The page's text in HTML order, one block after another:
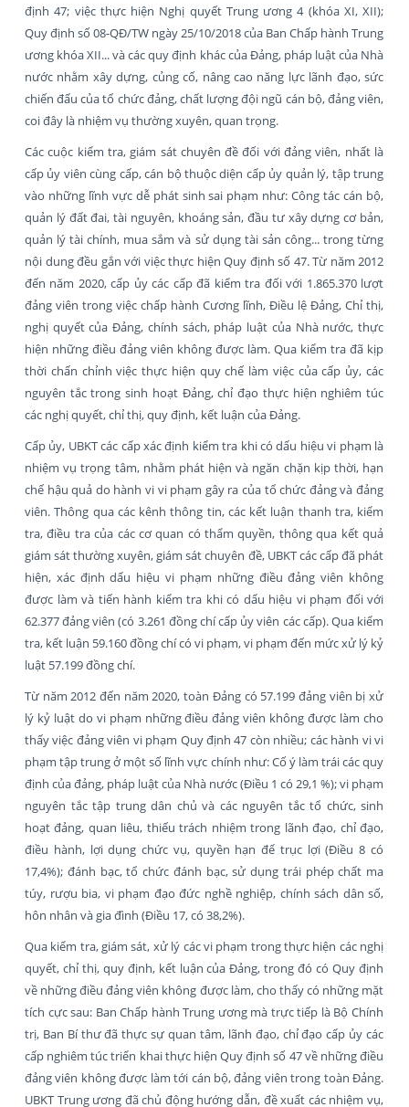
định 47; việc thực hiện Nghị quyết Trung ương 4 (khóa XI, XII);
Quy định số 08-QĐ/TW ngày 25/10/2018 của Ban Chấp hành Trung
ương khóa XII... và các quy định khác của Đảng, pháp luật của Nhà
nước nhằm xây dựng, củng cố, nâng cao năng lực lãnh đạo, sức
chiến đấu của tổ chức đảng, chất lượng đội ngũ cán bộ, đảng viên,
coi đây là nhiệm vụ thường xuyên, quan trọng.
Các cuộc kiểm tra, giám sát chuyên đề đối với đảng viên, nhất là
cấp ủy viên cùng cấp, cán bộ thuộc diện cấp ủy quản lý, tập trung
vào những lĩnh vực dễ phát sinh sai phạm như: Công tác cán bộ,
quản lý đất đai, tài nguyên, khoáng sản, đầu tư xây dựng cơ bản,
quản lý tài chính, mua sắm và sử dụng tài sản công... trong từng
nội dung đều gắn với việc thực hiện Quy định số 47. Từ năm 2012
đến năm 2020, cấp ủy các cấp đã kiểm tra đối với 1.865.370 lượt
đảng viên trong việc chấp hành Cương lĩnh, Điều lệ Đảng, Chỉ thị,
nghị quyết của Đảng, chính sách, pháp luật của Nhà nước, thực
hiện những điều đảng viên không được làm. Qua kiểm tra đã kịp
thời chấn chỉnh việc thực hiện quy chế làm việc của cấp ủy, các
nguyên tắc trong sinh hoạt Đảng, chỉ đạo thực hiện nghiêm túc
các nghị quyết, chỉ thị, quy định, kết luận của Đảng.
Cấp ủy, UBKT các cấp xác định kiểm tra khi có dấu hiệu vi phạm là
nhiệm vụ trọng tâm, nhằm phát hiện và ngăn chặn kịp thời, hạn
chế hậu quả do hành vi vi phạm gây ra của tổ chức đảng và đảng
viên. Thông qua các kênh thông tin, các kết luận thanh tra, kiểm
tra, điều tra của các cơ quan có thẩm quyền, thông qua kết quả
giám sát thường xuyên, giám sát chuyên đề, UBKT các cấp đã phát
hiện, xác định dấu hiệu vi phạm những điều đảng viên không
được làm và tiến hành kiểm tra khi có dấu hiệu vi phạm đối với
62.377 đảng viên (có 3.261 đồng chí cấp ủy viên các cấp). Qua kiểm
tra, kết luận 59.160 đồng chí có vi phạm, vi phạm đến mức xử lý kỷ
luật 57.199 đồng chí.
Từ năm 2012 đến năm 2020, toàn Đảng có 57.199 đảng viên bị xử
lý kỷ luật do vi phạm những điều đảng viên không được làm cho
thấy việc đảng viên vi phạm Quy định 47 còn nhiều; các hành vi vi
phạm tập trung ở một số lĩnh vực chính như: Cố ý làm trái các quy
định của đảng, pháp luật của Nhà nước (Điều 1 có 29,1 %); vi phạm
nguyên tắc tập trung dân chủ và các nguyên tắc tổ chức, sinh
hoạt đảng, quan liêu, thiếu trách nhiệm trong lãnh đạo, chỉ đạo,
điều hành, lợi dụng chức vụ, quyền hạn để trục lợi (Điều 8 có
17,4%); đánh bạc, tổ chức đánh bạc, sử dụng trái phép chất ma
túy, rượu bia, vi phạm đạo đức nghề nghiệp, chính sách dân số,
hôn nhân và gia đình (Điều 17, có 38,2%).
Qua kiểm tra, giám sát, xử lý các vi phạm trong thực hiện các nghị
quyết, chỉ thị, quy định, kết luận của Đảng, trong đó có Quy định
về những điều đảng viên không được làm, cho thấy có những mặt
tích cực sau: Ban Chấp hành Trung ương mà trực tiếp là Bộ Chính
trị, Ban Bí thư đã thực sự quan tâm, lãnh đạo, chỉ đạo cấp ủy các
cấp nghiêm túc triển khai thực hiện Quy định số 47 về những điều
đảng viên không được làm tới cán bộ, đảng viên trong toàn Đảng.
UBKT Trung ương đã chủ động hướng dẫn, đề xuất các nhiệm vụ,